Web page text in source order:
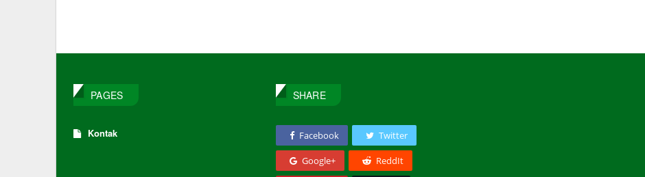
PAGES
Kontak
SHARE
Facebook Twitter
Google+ ReddIt